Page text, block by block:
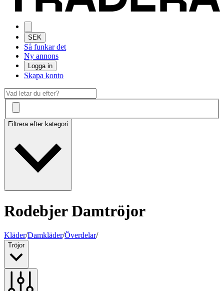
SEK
Så funkar det
Ny annons
Logga in
Skapa konto
Filtrera efter kategori
Rodebjer Damtröjor
Kläder/Damkläder/Överdelar/
Tröjor